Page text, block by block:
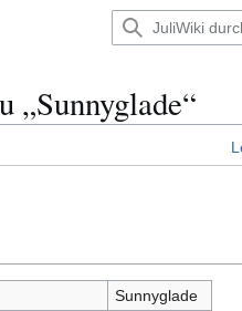
„Sunnyglade“
Sunnyglade